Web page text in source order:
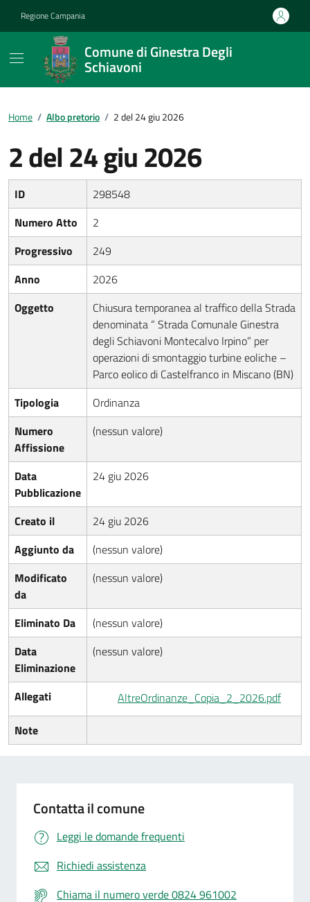
Regione Campania
Comune di Ginestra Degli
Schiavoni
Home / Albo pretorio / 2 del 24 giu 2026
2 del 24 giu 2026
ID
298548
Numero Atto
2
Progressivo
249
Anno
2026
Oggetto
Chiusura temporanea al traffico della Strada
denominata “ Strada Comunale Ginestra
degli Schiavoni Montecalvo Irpino” per
operazioni di smontaggio turbine eoliche –
Parco eolico di Castelfranco in Miscano (BN)
Tipologia
Ordinanza
Numero
Affissione
(nessun valore)
Data
Pubblicazione
24 giu 2026
Creato il
24 giu 2026
Aggiunto da
(nessun valore)
Modificato
da
(nessun valore)
Eliminato Da
(nessun valore)
Data
Eliminazione
(nessun valore)
Allegati
AltreOrdinanze_Copia_2_2026.pdf
Note
Contatta il comune
Leggi le domande frequenti
Richiedi assistenza
Chiama il numero verde 0824 961002